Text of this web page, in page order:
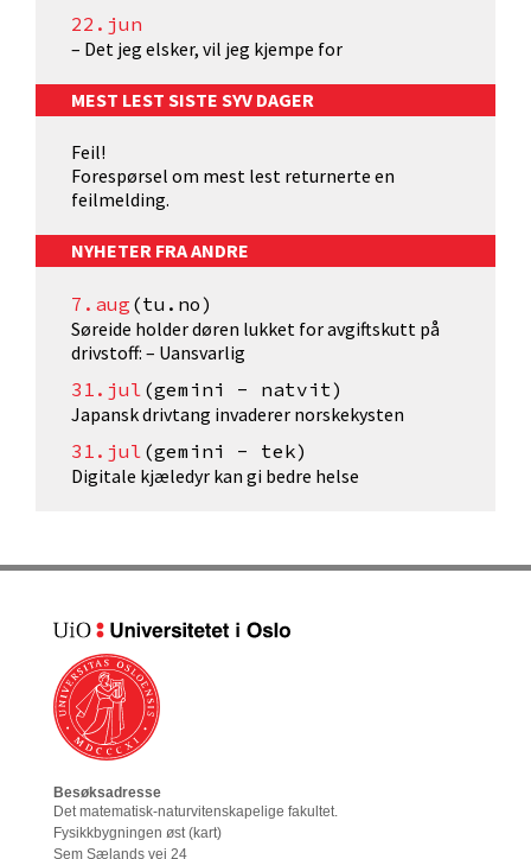
22.jun
– Det jeg elsker, vil jeg kjempe for
MEST LEST SISTE SYV DAGER
Feil!
Forespørsel om mest lest returnerte en
feilmelding.
NYHETER FRA ANDRE
7.aug (tu.no)
Søreide holder døren lukket for avgiftskutt på
drivstoff: – Uansvarlig
31.jul (gemini - natvit)
Japansk drivtang invaderer norskekysten
31.jul (gemini - tek)
Digitale kjæledyr kan gi bedre helse
Besøksadresse
Det matematisk-naturvitenskapelige fakultet.
Fysikkbygningen øst (kart)
Sem Sælands vei 24